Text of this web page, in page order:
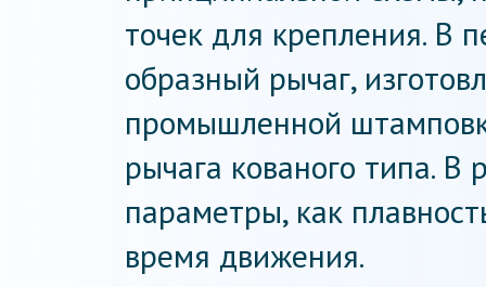
точек для крепления. В
образный рычаг,
промышленной
рычага кованого типа. В
параметры, как
время движения.